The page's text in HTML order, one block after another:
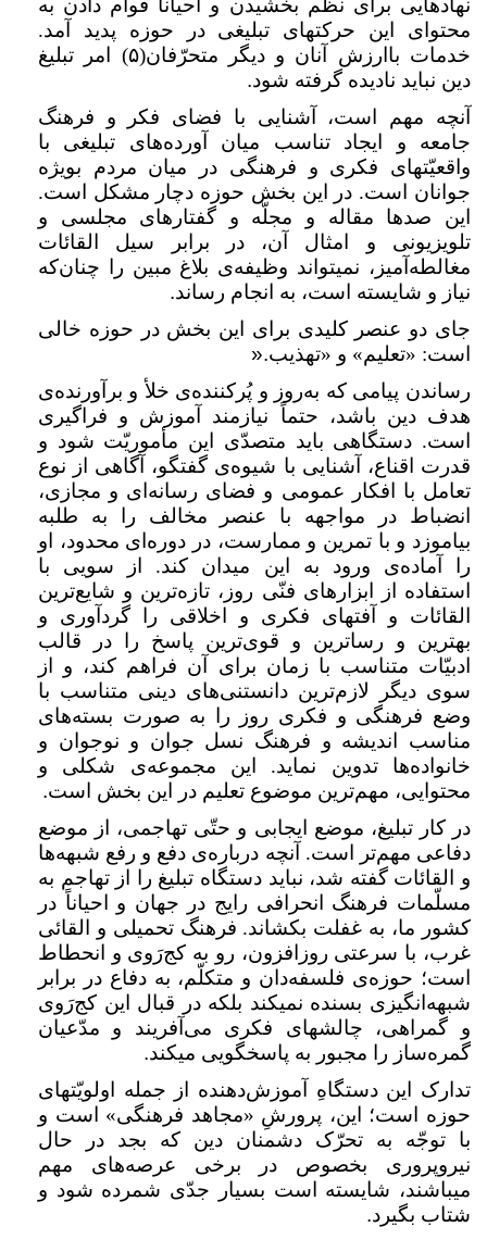
نهادهایی برای نظم بخشیدن و احیاناً قوام دادن به
محتوای این حرکتهای تبلیغی در حوزه پدید آمد.
خدمات باارزش آنان و دیگر متحرّفان(۵)
امر تبلیغ
دین نباید نادیده گرفته شود.
آنچه مهم است، آشنایی با فضای فکر و فرهنگ
جامعه و ایجاد تناسب میان آورده‌های تبلیغی با
واقعیّتهای فکری و فرهنگی در میان مردم بویژه
جوانان است. در این بخش حوزه دچار مشکل است.
این صدها مقاله و مجلّه و گفتارهای مجلسی و
تلویزیونی و امثال آن، در برابر سیل القائات
مغالطه‌آمیز، نمیتواند وظیفه‌ی بلاغ مبین را چنان‌که
نیاز و شایسته است، به انجام رساند.
جای دو عنصر کلیدی برای این بخش در حوزه خالی
است: «تعلیم» و «تهذیب».
رساندن پیامی که به‌روز و پُرکننده‌ی خلأ و برآورنده‌ی
هدف دین باشد، حتماً نیازمند آموزش و فراگیری
است. دستگاهی باید متصدّی این مأموریّت شود و
قدرت اقناع، آشنایی با شیوه‌ی گفتگو، آگاهی از نوع
تعامل با افکار عمومی و فضای رسانه‌ای و مجازی،
انضباط در مواجهه با عنصر مخالف را به طلبه
بیاموزد و با تمرین و ممارست، در دوره‌ای محدود، او
را آماده‌ی ورود به این میدان کند. از سویی با
استفاده از ابزارهای فنّی روز، تازه‌ترین و شایع‌ترین
القائات و آفتهای فکری و اخلاقی را گردآوری و
بهترین و رساترین و قوی‌ترین پاسخ را در قالب
ادبیّات متناسب با زمان برای آن فراهم کند، و از
سوی دیگر لازم‌ترین دانستنی‌های دینی متناسب با
وضع فرهنگی و فکری روز را به صورت بسته‌های
مناسب اندیشه و فرهنگ نسل جوان و نوجوان و
خانواده‌ها تدوین نماید. این مجموعه‌ی شکلی و
محتوایی، مهم‌ترین موضوع تعلیم در این بخش است.
در کار تبلیغ، موضع ایجابی و حتّی تهاجمی، از موضع
دفاعی مهم‌تر است. آنچه درباره‌ی دفع و رفع شبهه‌ها
و القائات گفته شد، نباید دستگاه تبلیغ را از تهاجم به
مسلّمات فرهنگ انحرافی رایج در جهان و احیاناً در
کشور ما، به غفلت بکشاند. فرهنگ تحمیلی و القائی
غرب، با سرعتی روزافزون، رو به کج‌رَوی و انحطاط
است؛ حوزه‌ی فلسفه‌دان و متکلّم، به دفاع در برابر
شبهه‌انگیزی بسنده نمیکند بلکه در قبال این کج‌رَوی
و گمراهی، چالشهای فکری می‌آفریند و مدّعیان
گمره‌ساز را مجبور به پاسخگویی میکند.
تدارک این دستگاهِ آموزش‌دهنده از جمله اولویّتهای
حوزه است؛ این، پرورشِ «مجاهد فرهنگی» است و
با توجّه به تحرّک دشمنان دین که بجد در حال
نیروپروری بخصوص در برخی عرصه‌های مهم
میباشند، شایسته است بسیار جدّی شمرده شود و
شتاب بگیرد.